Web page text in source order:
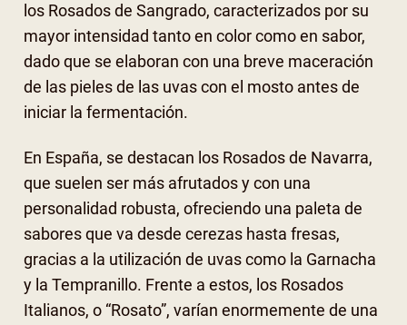
los Rosados de Sangrado, caracterizados por su
mayor intensidad tanto en color como en sabor,
dado que se elaboran con una breve maceración
de las pieles de las uvas con el mosto antes de
iniciar la fermentación.
En España, se destacan los Rosados de Navarra,
que suelen ser más afrutados y con una
personalidad robusta, ofreciendo una paleta de
sabores que va desde cerezas hasta fresas,
gracias a la utilización de uvas como la Garnacha
y la Tempranillo. Frente a estos, los Rosados
Italianos, o “Rosato”, varían enormemente de una